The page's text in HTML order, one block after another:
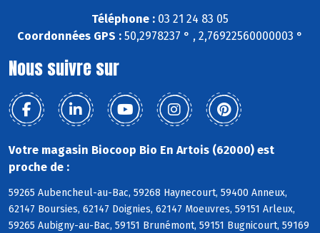
Téléphone : 03 21 24 83 05
Coordonnées GPS : 50,2978237 ° , 2,76922560000003 °
Nous suivre sur
Votre magasin Biocoop Bio En Artois (62000) est
proche de :
59265 Aubencheul-au-Bac, 59268 Haynecourt, 59400 Anneux,
62147 Boursies, 62147 Doignies, 62147 Moeuvres, 59151 Arleux,
59265 Aubigny-au-Bac, 59151 Brunémont, 59151 Bugnicourt, 59169